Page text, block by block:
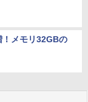
！メモリ32GBの